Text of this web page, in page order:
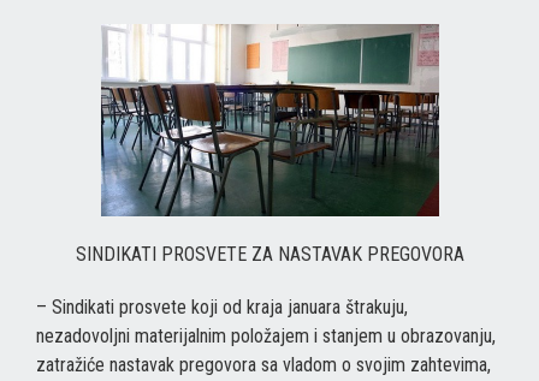
SINDIKATI PROSVETE ZA NASTAVAK PREGOVORA
– Sindikati prosvete koji od kraja januara štrakuju,
nezadovoljni materijalnim položajem i stanjem u obrazovanju,
zatražiće nastavak pregovora sa vladom o svojim zahtevima,